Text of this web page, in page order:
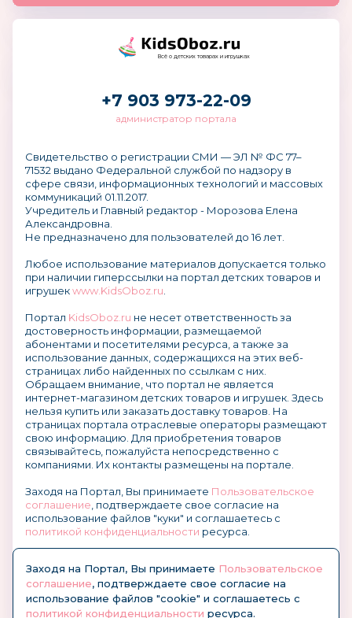
Всё о детских товарах и игрушках
+7 903 973-22-09
администратор портала
Свидетельство о регистрации СМИ — ЭЛ № ФС 77–
71532 выдано Федеральной службой по надзору в
сфере связи, информационных технологий и массовых
коммуникаций 01.11.2017.
Учредитель и Главный редактор - Морозова Елена
Александровна.
Не предназначено для пользователей до 16 лет.
Любое использование материалов допускается только
при наличии гиперссылки на портал детских товаров и
игрушекwww.KidsOboz.ru
Портал KidsOboz.ru не несет ответственность за
достоверность информации, размещаемой
абонентами и посетителями ресурса, а также за
использование данных, содержащихся на этих веб-
страницах либо найденных по ссылкам с них.
Обращаем внимание, что портал не является
интернет-магазином детских товаров и игрушек. Здесь
нельзя купить или заказать доставку товаров. На
страницах портала отраслевые операторы размещают
свою информацию. Для приобретения товаров
связывайтесь, пожалуйста непосредственно с
компаниями. Их контакты размещены на портале.
Заходя на Портал, Вы принимаете Пользовательское
соглашение , подтверждаете свое согласие на
использование файлов "куки" и соглашаетесь с
политикой конфиденциальности ресурса.
Заходя на Портал, Вы принимаете Пользовательское
соглашение, подтверждаете свое согласие на
использование файлов "cookie" и соглашаетесь с
политикой конфиденциальности ресурса.